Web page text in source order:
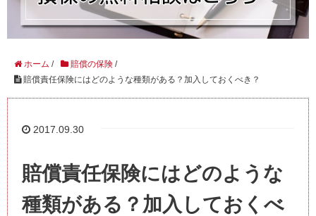
ホーム / 賠償の保険 /
賠償責任保険にはどのような種類がある？加入しておくべき？
2017.09.30
賠償責任保険にはどのような
種類がある？加入しておくべ